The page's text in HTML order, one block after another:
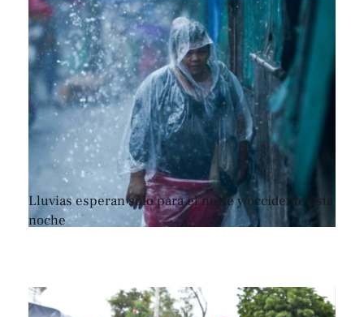
Lluvias esperan sólo para el norte y occidente esta
noche